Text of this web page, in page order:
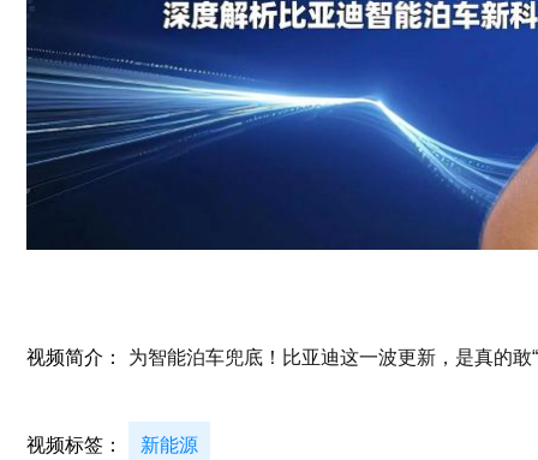
视频简介： 为智能泊车兜底！比亚迪这一波更新，是真的敢
视频标签： 新能源